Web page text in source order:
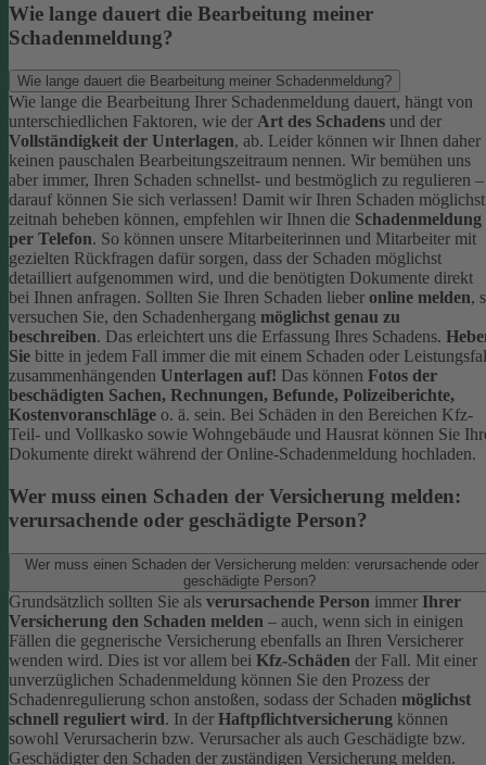
Wie lange dauert die Bearbeitung meiner
Schadenmeldung?
Wie lange dauert die Bearbeitung meiner Schadenmeldung?
Wie lange die Bearbeitung Ihrer Schadenmeldung dauert, hängt von
unterschiedlichen Faktoren, wie der Art des Schadens und der
Vollständigkeit der Unterlagen, ab. Leider können wir Ihnen daher
keinen pauschalen Bearbeitungszeitraum nennen. Wir bemühen uns
aber immer, Ihren Schaden schnellst- und bestmöglich zu regulieren –
darauf können Sie sich verlassen! Damit wir Ihren Schaden möglichst
zeitnah beheben können, empfehlen wir Ihnen die Schadenmeldung
per Telefon. So können unsere Mitarbeiterinnen und Mitarbeiter mit
gezielten Rückfragen dafür sorgen, dass der Schaden möglichst
detailliert aufgenommen wird, und die benötigten Dokumente direkt
bei Ihnen anfragen. Sollten Sie Ihren Schaden lieber online melden,
versuchen Sie, den Schadenhergang möglichst genau zu
beschreiben. Das erleichtert uns die Erfassung Ihres Schadens.
Sie bitte in jedem Fall immer die mit einem Schaden oder
zusammenhängenden Unterlagen auf! Das können Fotos der
beschädigten Sachen, Rechnungen, Befunde, Polizeiberichte,
Kostenvoranschläge o. ä. sein. Bei Schäden in den Bereichen Kfz-
Teil- und Vollkasko sowie Wohngebäude und Hausrat können Sie
Dokumente direkt während der Online-Schadenmeldung hochladen.
Wer muss einen Schaden der Versicherung melden:
verursachende oder geschädigte Person?
Wer muss einen Schaden der Versicherung melden: verursachende oder
geschädigte Person?
Grundsätzlich sollten Sie als verursachende Person immer Ihrer
Versicherung den Schaden melden – auch, wenn sich in einigen
Fällen die gegnerische Versicherung ebenfalls an Ihren Versicherer
wenden wird. Dies ist vor allem bei Kfz-Schäden der Fall. Mit einer
unverzüglichen Schadenmeldung können Sie den Prozess der
Schadenregulierung schon anstoßen, sodass der Schaden möglichst
schnell reguliert wird. In der Haftpflichtversicherung können
sowohl Verursacherin bzw. Verursacher als auch Geschädigte bzw.
Geschädigter den Schaden der zuständigen Versicherung melden.